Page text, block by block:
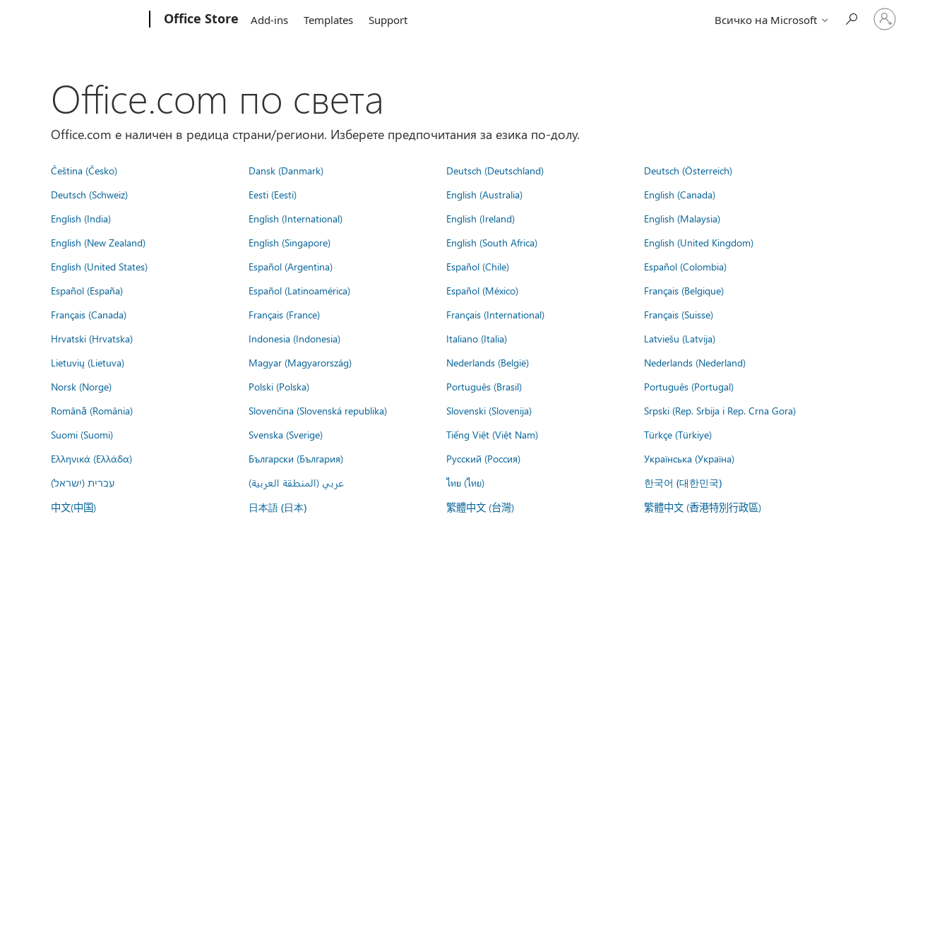
Office Store Add-ins Templates Support Всичко на Microsoft
Влезте
във
вашия
Office.com по света
Office.com е наличен в редица страни/региони. Изберете предпочитания за езика по-долу.
Čeština (Česko) Dansk (Danmark) Deutsch (Deutschland)
Deutsch (Österreich)
Deutsch (Schweiz)
Eesti (Eesti) English (Australia)
English (Canada)
English (India)
English (International) English (Ireland)
English (Malaysia)
English (New Zealand)
English (Singapore) English (South Africa)
English (United Kingdom)
English (United States)
Español (Argentina) Español (Chile)
Español (Colombia)
Español (España)
Español (Latinoamérica) Español (México)
Français (Belgique)
Français (Canada)
Français (France) Français (International)
Français (Suisse)
Hrvatski (Hrvatska)
Indonesia (Indonesia) Italiano (Italia)
Latviešu (Latvija)
Lietuvių (Lietuva)
Magyar (Magyarország) Nederlands (België)
Nederlands (Nederland)
Norsk (Norge)
Polski (Polska) Português (Brasil)
Português (Portugal)
Română (România)
Slovenčina (Slovenská republika) Slovenski (Slovenija)
Srpski (Rep. Srbija i Rep. Crna Gora)
Suomi (Suomi)
Svenska (Sverige) Tiếng Việt (Việt Nam)
Türkçe (Türkiye)
Ελληνικά (Ελλάδα)
Български (България) Русский (Россия)
Українська (Україна)
עברית (ישראל)
عربي (المنطقة العربية) ไทย (ไทย) 한국어 (대한민국)
中文(中国) 日本語 (日本) 繁體中文 (台灣) 繁體中文 (香港特別行政區)